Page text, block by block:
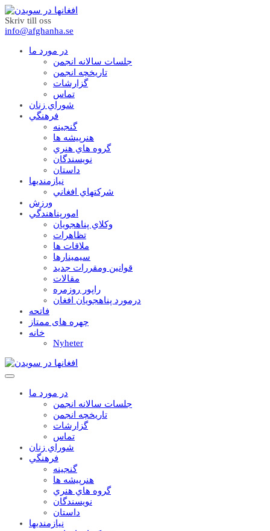
Skriv till oss
info@afghanha.se
در مورد ما
جلسات سالانه انجمن
تاریخچه انجمن
گزارشات
تماس
شوراي زنان
فرهنگي
گنجينه
هنرپيشه ها
گروه هاي هنري
نويسندگان
داستان
نيازمنديها
شرکتهاي افغاني
ورزش
امورپناهندگي
وکلاي پناهجويان
تظاهرات
ملاقات ها
سيمينارها
قوانين ومقررات جديد
مقالات
راپور روزمره
درمورد پناهجويان افغان
فاتحه
چهره های ممتاز
خانه
Nyheter
در مورد ما
جلسات سالانه انجمن
تاریخچه انجمن
گزارشات
تماس
شوراي زنان
فرهنگي
گنجينه
هنرپيشه ها
گروه هاي هنري
نويسندگان
داستان
نيازمنديها